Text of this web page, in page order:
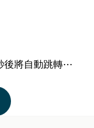
後將自動跳轉⋯